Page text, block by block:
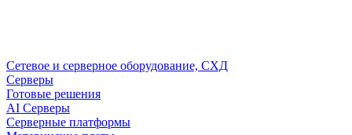
Сетевое и серверное оборудование, СХД
Cерверы
Готовые решения
AI Серверы
Серверные платформы